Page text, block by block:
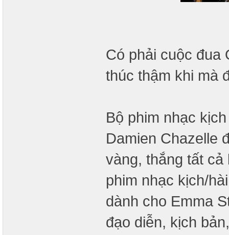
Có phải cuộc đua
thúc thậm khi mà
Bộ phim nhạc
Damien Chazelle
vàng, thắng tất
phim nhạc kịch/
dành cho Emma
đạo diễn, kịch